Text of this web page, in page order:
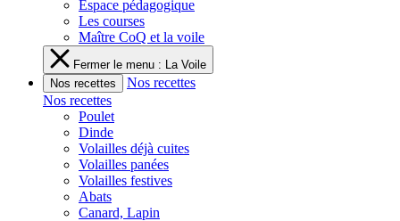
Espace pédagogique
Les courses
Maître CoQ et la voile
Fermer le menu : La Voile
Nos recettes
Nos recettes
Nos recettes
Poulet
Dinde
Volailles déjà cuites
Volailles panées
Volailles festives
Abats
Canard, Lapin